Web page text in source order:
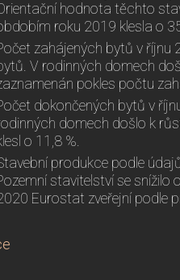
hodnota těchto
roku 2019 klesla o
zahájených bytů v říjnu
V rodinných domech
pokles počtu
dokončených bytů v
domech došlo k
o 11,8 %.
produkce podle
stavitelství se snížilo
Eurostat zveřejní podle